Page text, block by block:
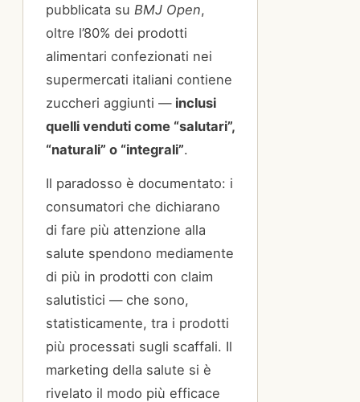
pubblicata su BMJ Open,
oltre l’80% dei prodotti
alimentari confezionati nei
supermercati italiani contiene
zuccheri aggiunti — inclusi
quelli venduti come “salutari”,
“naturali” o “integrali”.
Il paradosso è documentato: i
consumatori che dichiarano
di fare più attenzione alla
salute spendono mediamente
di più in prodotti con claim
salutistici — che sono,
statisticamente, tra i prodotti
più processati sugli scaffali. Il
marketing della salute si è
rivelato il modo più efficace